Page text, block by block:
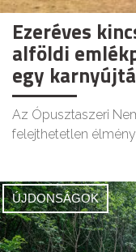
Ezeréves
alföldi
egy
Az Ópusztaszeri
felejthetetlen
ÚJDONSÁGOK